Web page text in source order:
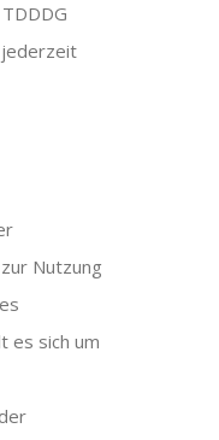
jederzeit
Nutzung
es sich um